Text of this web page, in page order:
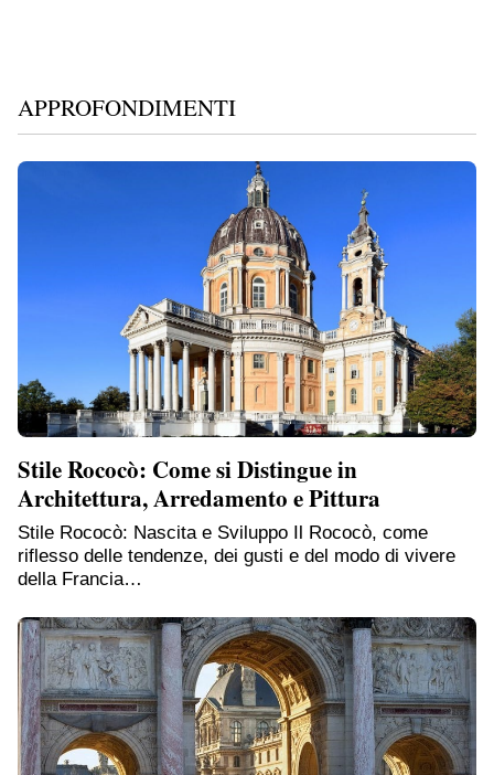
APPROFONDIMENTI
Stile Rococò: Come si Distingue in
Architettura, Arredamento e Pittura
Stile Rococò: Nascita e Sviluppo Il Rococò, come
riflesso delle tendenze, dei gusti e del modo di vivere
della Francia…